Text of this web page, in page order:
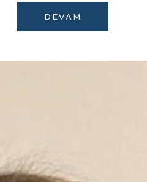
DEVAM